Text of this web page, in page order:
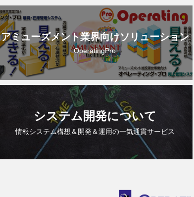
アミューズメント業界向けソリューション
OperatingPro
システム開発について
情報システム構想＆開発＆運用の一気通貫サービス